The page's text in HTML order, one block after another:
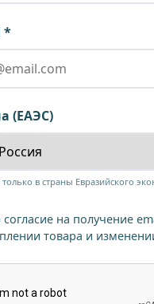
*
(ЕАЭС)
только в страны Евразийского
на получение
товара и